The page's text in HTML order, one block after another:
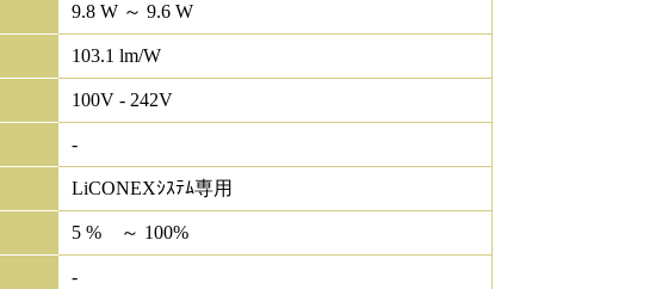
9.8 W ～ 9.6 W
103.1 lm/W
100V - 242V
-
LiCONEXｼｽﾃﾑ専用
5 % ～ 100%
-